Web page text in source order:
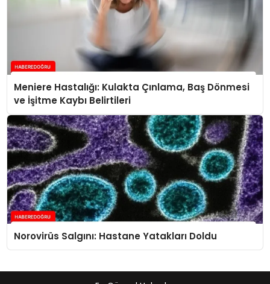
Meniere Hastalığı: Kulakta Çınlama, Baş Dönmesi
ve İşitme Kaybı Belirtileri
Norovirüs Salgını: Hastane Yatakları Doldu